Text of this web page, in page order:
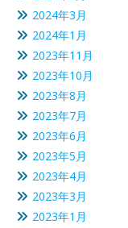
2024年3月
2024年1月
2023年11月
2023年10月
2023年8月
2023年7月
2023年6月
2023年5月
2023年4月
2023年3月
2023年1月